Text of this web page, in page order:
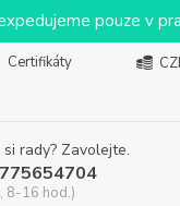
pouze v
Certifikáty
rady? Zavolejte.
8-16 hod.)